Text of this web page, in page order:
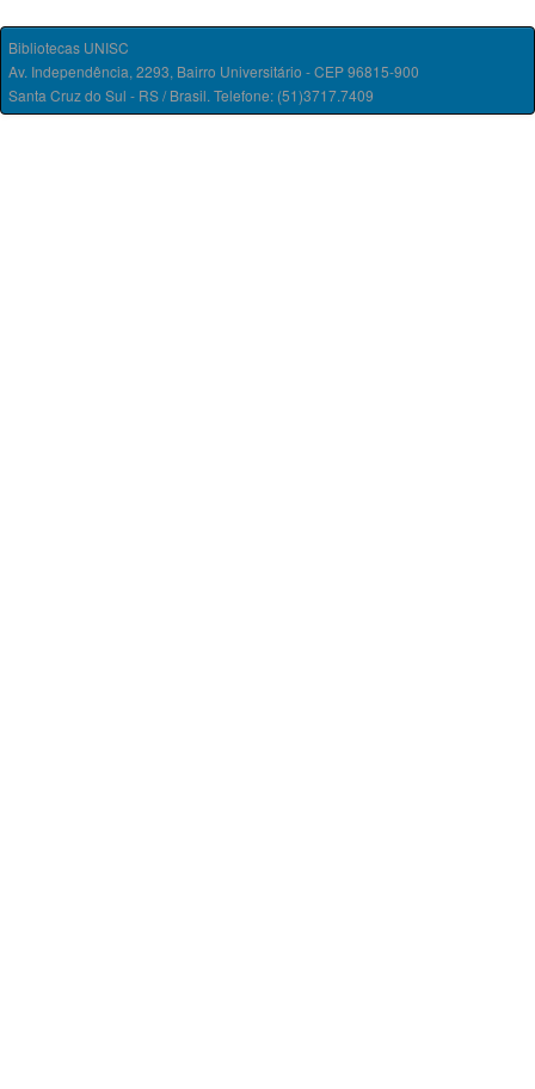
Bibliotecas UNISC
Av. Independência, 2293, Bairro Universitário - CEP 96815-900
Santa Cruz do Sul - RS / Brasil. Telefone: (51)3717.7409